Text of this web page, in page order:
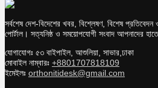
সর্বশেষ দেশ-বিদেশের খবর, বিশ্লেষণ, বিশেষ
পোর্টাল। সত্যনিষ্ঠ ও সময়োপযোগী সংবাদ আপনাদের
যোগাযোগঃ ৫৩ বাইপাইল, আশুলিয়া, সাভার,ঢাকা
মোবাইল নাম্বারঃ +8801707818109
ইমেইলঃ orthonitidesk@gmail.com